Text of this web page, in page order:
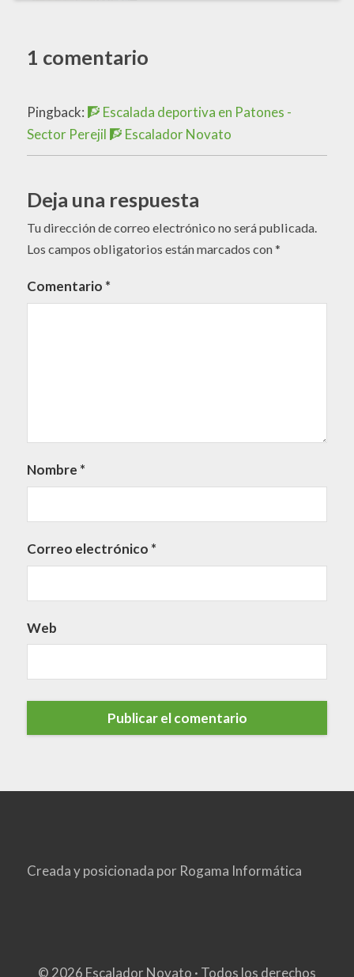
1 comentario
Pingback: 🧗 Escalada deportiva en Patones -
Sector Perejil 🧗 Escalador Novato
Deja una respuesta
Tu dirección de correo electrónico no será publicada.
Los campos obligatorios están marcados con*
Comentario *
Nombre *
Correo electrónico *
Web
Creada y posicionada por Rogama Informática
© 2026 Escalador Novato · Todos los derechos